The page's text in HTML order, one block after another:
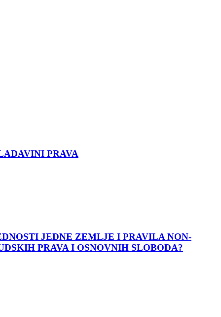
PRAVA
JEDNE ZEMLJE I PRAVILA NON-
PRAVA I OSNOVNIH SLOBODA?